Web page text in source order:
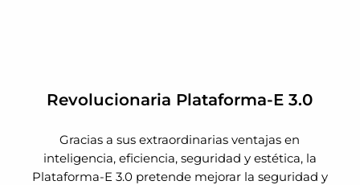
Revolucionaria Plataforma-E 3.0
Gracias a sus extraordinarias ventajas en
inteligencia, eficiencia, seguridad y estética, la
Plataforma-E 3.0 pretende mejorar la seguridad y